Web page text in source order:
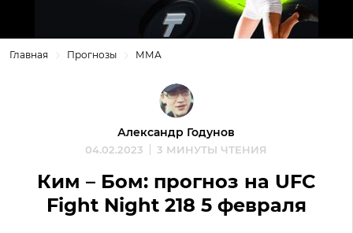
Главная Прогнозы ММА
Александр Годунов
04.02.2023 3 МИНУТЫ ЧТЕНИЯ
Ким – Бом: прогноз на UFC
Fight Night 218 5 февраля